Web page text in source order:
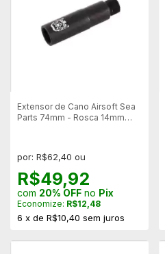
Extensor de Cano Airsoft Sea
Parts 74mm - Rosca 14mm
por: R$62,40 ou
R$49,92
com 20% OFF no Pix
Economize: R$12,48
6 x de R$10,40 sem juros